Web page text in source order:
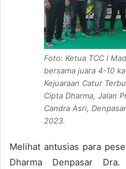
Foto: Ketua TCC I
bersama juara 4-10
Kejuaraan Catur
Cipta Dharma, Jalan
Candra Asri,
2023.
Melihat antusias para
Dharma Denpasar